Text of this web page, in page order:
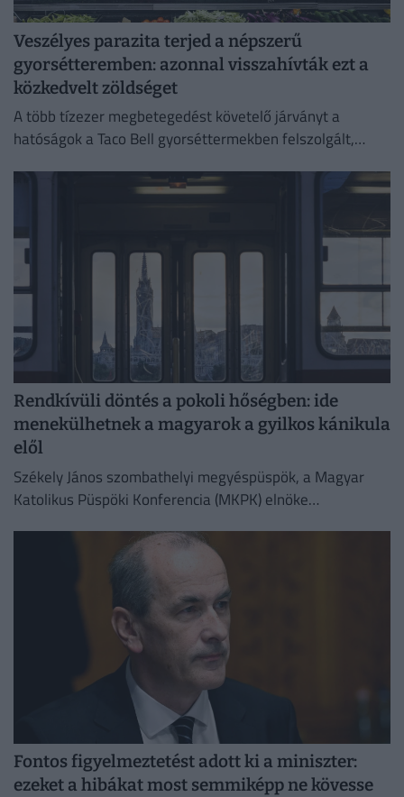
Veszélyes parazita terjed a népszerű
gyorsétteremben: azonnal visszahívták ezt a
közkedvelt zöldséget
A több tízezer megbetegedést követelő járványt a
hatóságok a Taco Bell gyorséttermekben felszolgált,
Rendkívüli döntés a pokoli hőségben: ide
menekülhetnek a magyarok a gyilkos kánikula
elől
Székely János szombathelyi megyéspüspök, a Magyar
Katolikus Püspöki Konferencia (MKPK) elnöke
megnyitását kérte a nap legmelegebb óráiban
Fontos figyelmeztetést adott ki a miniszter:
ezeket a hibákat most semmiképp ne kövesse